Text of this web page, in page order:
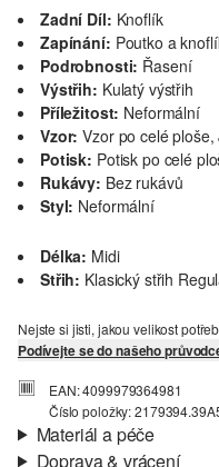
Zadní Díl: Knoflík
Zapínání: Poutko a
Podrobnosti: Řasení
Výstřih: Kulatý výstřih
Příležitost: Neformální
Vzor: Vzor po celé
Potisk: Potisk po celé
Rukávy: Bez rukávů
Styl: Neformální
Délka: Midi
Střih: Klasický střih
Nejste si jisti, jakou velikost
Podívejte se do našeho
EAN: 4099979364981
Číslo položky:
Materiál a péče
Doprava & vrácení